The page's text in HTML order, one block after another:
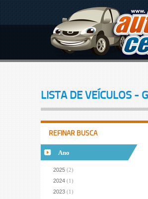
LISTA DE VEÍCULOS -
REFINAR BUSCA
Ano
2025 (2)
2024 (1)
2023 (1)